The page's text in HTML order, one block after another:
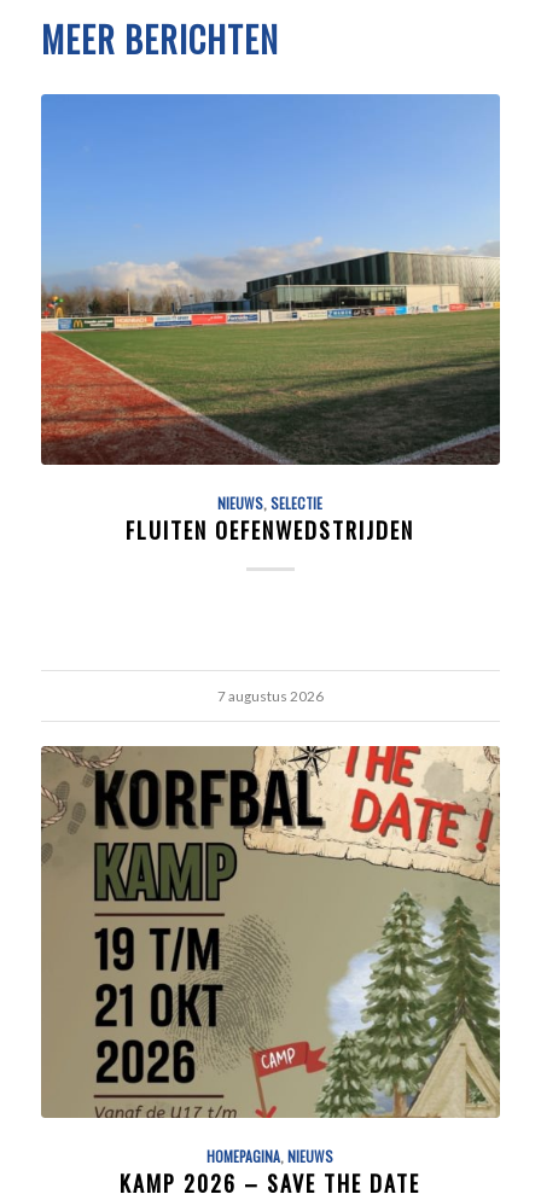
MEER BERICHTEN
NIEUWS,SELECTIE
FLUITEN OEFENWEDSTRIJDEN
7 augustus 2026
HOMEPAGINA,NIEUWS
KAMP 2026 – SAVE THE DATE